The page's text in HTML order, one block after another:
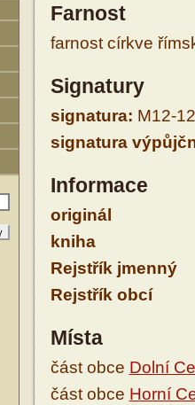
Farnost
farnost církve
Signatury
signatura: M12-
signatura
Informace
originál
kniha
Rejstřík jmenný
Rejstřík obcí
Místa
část obce Dolní
část obce Horní